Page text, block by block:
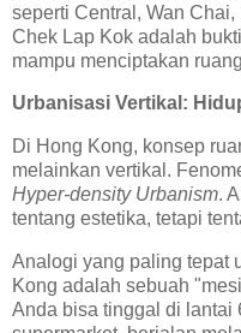
seperti Central, Wan
Chek Lap Kok adalah
mampu menciptakan
Urbanisasi Vertikal:
Di Hong Kong, konsep
melainkan vertikal.
Hyper-density Urbanism.
tentang estetika, tetapi
Analogi yang paling tepat
Kong adalah sebuah
Anda bisa tinggal di lantai